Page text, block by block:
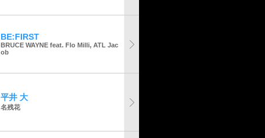
BE:FIRST
BRUCE WAYNE feat. Flo Milli, ATL Jac
ob
平井 大
名残花